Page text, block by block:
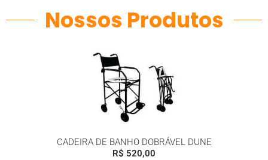
Nossos Produtos
CADEIRA DE BANHO DOBRÁVEL DUNE
R$ 520,00